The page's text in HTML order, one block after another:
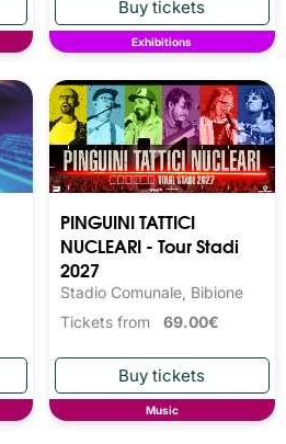
Exhibitions
PINGUINI TATTICI
NUCLEARI - Tour Stadi
2027
Stadio Comunale, Bibione
Tickets from 69.00€
Music